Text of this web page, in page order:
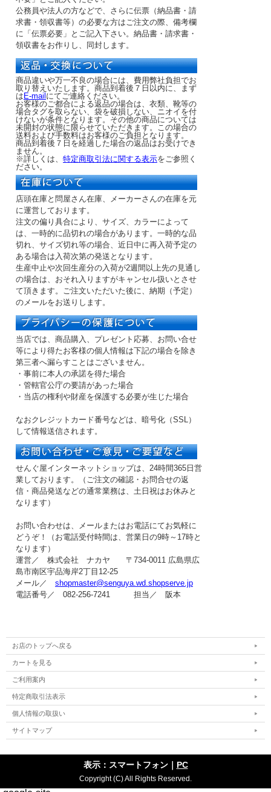
公務員や法人の方などで、さらに伝票（納品書・請
求書・領収書等）の必要な方はご注文の際、備考欄
に「伝票必要」とご記入下さい。納品書・請求書・
領収書をお作りし、同封します。
商品違いや万一不良の場合には、費用弊社負担でお
取り替えいたします。商品到着後７日以内に、まず
は E-mail にてご連絡ください。
お客様のご都合による返品の場合は、衣類、靴等の
場合タグを取らない、袋を破損しない、ニオイを付
けないが条件となります。その他の商品については
未開封の状態に限らせていただきます。この場合の
送料および手数料はお客様のご負担となります。
商品到着後７日を経過した場合の返品はお受けでき
ません。
※詳しくは、 特定商取引法に関する表示をご参照く
ださい。
店頭在庫と問屋さん在庫、メーカーさんの在庫を元
に運営しております。
注文の偏り具合により、サイズ、カラーによって
は、一時的に品切れの場合があります。一時的な品
切れ、サイズ切れ等の場合、近日中に再入荷予定の
ある場合は入荷次第の発送となります。
生産中止や次回生産分の入荷が2週間以上先の見通し
の場合は、おそれ入りますがキャンセル扱いとさせ
て頂きます。ご注文いただいた後に、納期（予定）
のメールをお送りします。
当店では、商品購入、プレゼント応募、お問い合せ
等により得たお客様の個人情報は下記の場合を除き
第三者へ漏らすことはございません。
・事前に本人の承諾を得た場合
・管轄官公庁の要請があった場合
・当店の権利や財産を保護する必要が生じた場合
なおクレジットカード番号などは、暗号化（SSL）
して情報送信されます。
せんぐ屋インターネットショップは、24時間365日営
業しております。（ご注文の確認・お問合せの返
信・商品発送などの通常業務は、土日祝はお休みと
なります）
お問い合わせは、メールまたはお電話にてお気軽に
どうぞ！（お電話受付時間は、 営業日の9時～17時と
なります）
運営／ 株式会社 ナカヤ 〒734-0011 広島県広
島市南区宇品海岸2丁目12-25
メール／ shopmaster@senguya.wd.shopserve.jp
電話番号／ 082-256-7241 担当／ 阪本
お店のトップへ戻る
カートを見る
ご利用案内
特定商取引法表示
個人情報の取扱い
サイトマップ
表示：スマートフォン｜ PC
Copyright (C) All Rights Reserved.